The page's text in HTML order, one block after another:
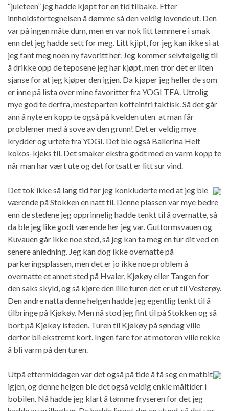
“juleteen” jeg hadde kjøpt for en tid tilbake. Etter
innholdsfortegnelsen å dømme så den veldig lovende ut. Den
var på ingen måte dum, men en var nok litt tammere i smak
enn det jeg hadde sett for meg. Litt kjipt, for jeg kan ikke si at
jeg fant meg noen ny favoritt her. Jeg kommer selvfølgelig til
å drikke opp de teposene jeg har kjøpt, men tror det er liten
sjanse for at jeg kjøper den igjen. Da kjøper jeg heller de som
er inne på lista over mine favoritter fra YOGI TEA. Utrolig
mye god te derfra, mesteparten koffeinfri faktisk. Så det går
ann å nyte en kopp te også på kvelden uten at man får
problemer med å sove av den grunn! Det er veldig mye
krydder og urtete fra YOGI. Det ble også Ballerina Helt
kokos-kjeks til. Det smaker ekstra godt med en varm kopp te
når man har vært ute og det fortsatt er litt sur vind.
Det tok ikke så lang tid før jeg konkluderte med at jeg ble
værende på Stokken en natt til. Denne plassen var mye bedre
enn de stedene jeg opprinnelig hadde tenkt til å overnatte, så
da ble jeg like godt værende her jeg var. Guttormsvauen og
Kuvauen går ikke noe sted, så jeg kan ta meg en tur dit ved en
senere anledning. Jeg kan dog ikke overnatte på
parkeringsplassen, men det er jo ikke noe problem å
overnatte et annet sted på Hvaler, Kjøkøy eller Tangen for
den saks skyld, og så kjøre den lille turen det er ut til Vesterøy.
Den andre natta denne helgen hadde jeg egentlig tenkt til å
tilbringe på Kjøkøy. Men nå stod jeg fint til på Stokken og så
bort på Kjøkøy isteden. Turen til Kjøkøy på søndag ville
derfor bli ekstremt kort. Ingen fare for at motoren ville rekke
å bli varm på den turen.
Utpå ettermiddagen var det også på tide å få seg en matbit
igjen, og denne helgen ble det også veldig enkle måltider i
bobilen. Nå hadde jeg klart å tømme fryseren for det jeg